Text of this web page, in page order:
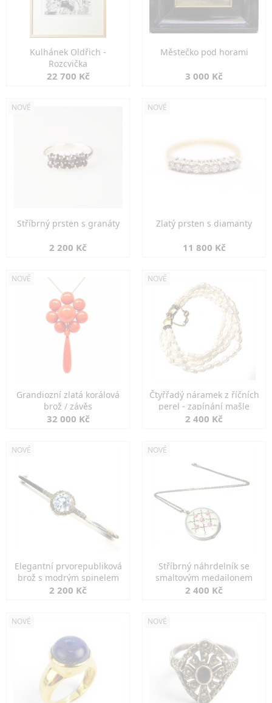
Kulhánek Oldřich -
Rozcvička
22 700 Kč
Městečko pod horami
3 000 Kč
NOVÉ
Stříbrný prsten s granáty
2 200 Kč
NOVÉ
Zlatý prsten s diamanty
11 800 Kč
NOVÉ
Grandiozní zlatá korálová
brož / závěs
32 000 Kč
NOVÉ
Čtyřřadý náramek z říčních
perel - zapínání mašle
2 400 Kč
NOVÉ
Elegantní prvorepubliková
brož s modrým spinelem
2 200 Kč
NOVÉ
Stříbrný náhrdelník se
smaltovým medailonem
2 400 Kč
NOVÉ NOVÉ